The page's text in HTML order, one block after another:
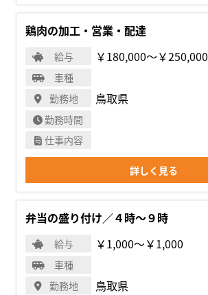
鶏肉の加工・営業・配達
給与 ￥180,000〜￥250,000
車種
勤務地
鳥取県
勤務時間
仕事内容
詳しく見る
弁当の盛り付け／４時～９時
給与 ￥1,000〜￥1,000
車種
勤務地
鳥取県